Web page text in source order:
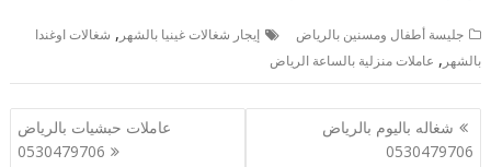
جليسة أطفال ومسنين بالرياض إيجار شغالات غينيا بالشهر , شغالات اوغندا
بالشهر , عاملات منزلية بالساعة الرياض
تصفّح
المقالات
شغاله باليوم بالرياض
0530479706
عاملات حبشيات بالرياض
0530479706